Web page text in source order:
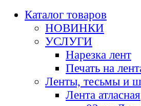
Каталог товаров
НОВИНКИ
УСЛУГИ
Нарезка лент
Печать на
Ленты, тесьмы и
Лента атласная